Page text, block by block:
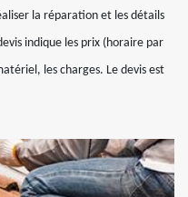
la réparation et les détails
indique les prix (horaire par
les charges. Le devis est